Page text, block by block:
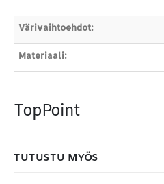
Värivaihtoehdot:
Materiaali:
TopPoint
TUTUSTU MYÖS
MAKSUTAPAMME: